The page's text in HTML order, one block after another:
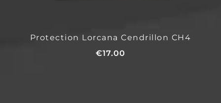
Protection Lorcana Cendrillon CH4
€17.00